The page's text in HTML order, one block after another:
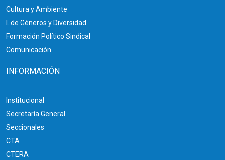
Cultura y Ambiente
I. de Géneros y Diversidad
Formación Político Sindical
Comunicación
INFORMACIÓN
Institucional
Secretaría General
Seccionales
CTA
CTERA